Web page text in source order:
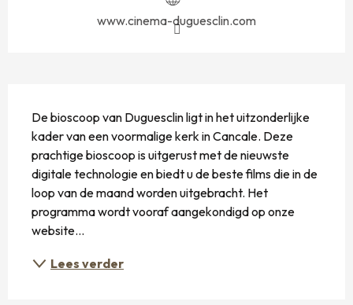
www.cinema-duguesclin.com
De bioscoop van Duguesclin ligt in het uitzonderlijke
kader van een voormalige kerk in Cancale. Deze
prachtige bioscoop is uitgerust met de nieuwste
digitale technologie en biedt u de beste films die in de
loop van de maand worden uitgebracht. Het
programma wordt vooraf aangekondigd op onze
website...
Lees verder